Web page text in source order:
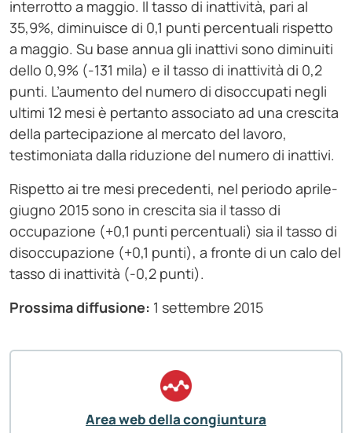
interrotto a maggio. Il tasso di inattività, pari al
35,9%, diminuisce di 0,1 punti percentuali rispetto
a maggio. Su base annua gli inattivi sono diminuiti
dello 0,9% (-131 mila) e il tasso di inattività di 0,2
punti. L’aumento del numero di disoccupati negli
ultimi 12 mesi è pertanto associato ad una crescita
della partecipazione al mercato del lavoro,
testimoniata dalla riduzione del numero di inattivi.
Rispetto ai tre mesi precedenti, nel periodo aprile-
giugno 2015 sono in crescita sia il tasso di
occupazione (+0,1 punti percentuali) sia il tasso di
disoccupazione (+0,1 punti), a fronte di un calo del
tasso di inattività (-0,2 punti).
Prossima diffusione: 1 settembre 2015
Area web della congiuntura